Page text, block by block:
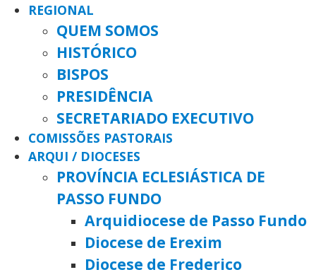
REGIONAL
QUEM SOMOS
HISTÓRICO
BISPOS
PRESIDÊNCIA
SECRETARIADO EXECUTIVO
COMISSÕES PASTORAIS
ARQUI / DIOCESES
PROVÍNCIA ECLESIÁSTICA DE
PASSO FUNDO
Arquidiocese de Passo Fundo
Diocese de Erexim
Diocese de Frederico